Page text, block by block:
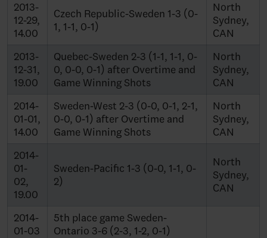
2013-
12-29,
14.00
Czech Republic-Sweden 1-3 (0-
1, 1-1, 0-1)
North
Sydney,
CAN
2013-
12-31,
19.00
Quebec-Sweden 2-3 (1-1, 1-1, 0-
0, 0-0, 0-1) after Overtime and
Game Winning Shots
North
Sydney,
CAN
2014-
01-01,
14.00
Sweden-West 2-3 (0-0, 0-1, 2-1,
0-0, 0-1) after Overtime and
Game Winning Shots
North
Sydney,
CAN
2014-
01-
02,
19.00
Sweden-Pacific 1-3 (0-0, 1-1, 0-
2)
North
Sydney,
CAN
2014-
01-03
5th place game Sweden-
Ontario 3-6 (2-3, 1-2, 0-1)